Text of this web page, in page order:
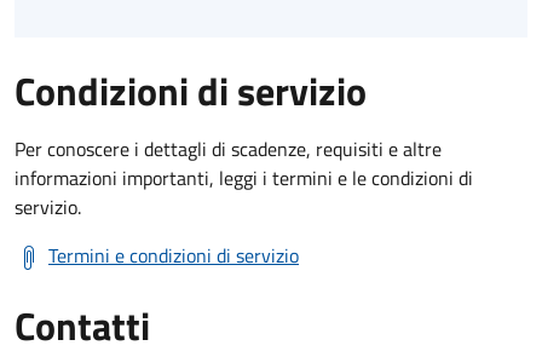
Condizioni di servizio
Per conoscere i dettagli di scadenze, requisiti e altre
informazioni importanti, leggi i termini e le condizioni di
servizio.
Termini e condizioni di servizio
Contatti